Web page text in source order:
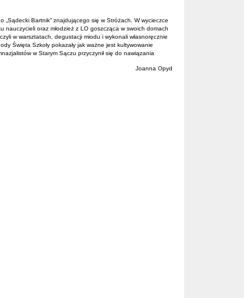
Bartnik” znajdującego się w Stróżach. W wycieczce
nauczycieli oraz młodzież z LO goszcząca w swoich domach
w warsztatach, degustacji miodu i wykonali własnoręcznie
Święta Szkoły pokazały jak ważne jest kultywowanie
w Starym Sączu przyczynił się do nawiązania
Joanna Opyd